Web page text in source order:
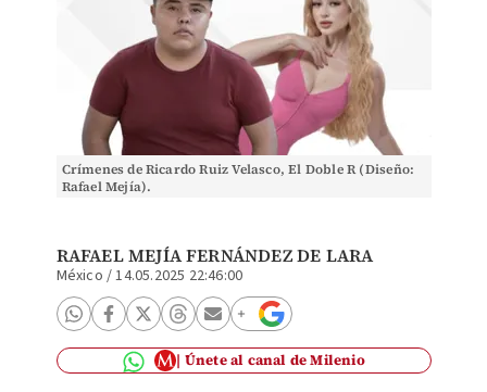
Crímenes de Ricardo Ruiz Velasco, El Doble R (Diseño:
Rafael Mejía).
RAFAEL MEJÍA FERNÁNDEZ DE LARA
México /14.05.2025 22:46:00
Únete al canal de Milenio